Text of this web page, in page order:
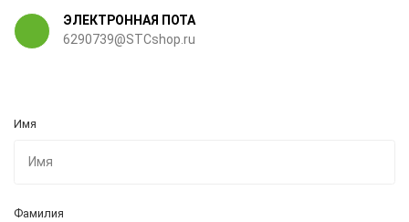
ЭЛЕКТРОННАЯ ПОТА
6290739@STCshop.ru
Имя
Фамилия